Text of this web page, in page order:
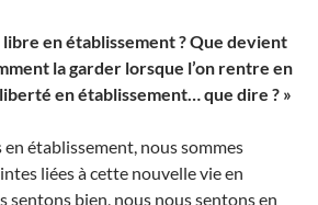
libre en établissement ? Que devient
la garder lorsque l’on rentre en
en établissement… que dire ? »
établissement, nous sommes
liées à cette nouvelle vie en
sentons bien, nous nous sentons en